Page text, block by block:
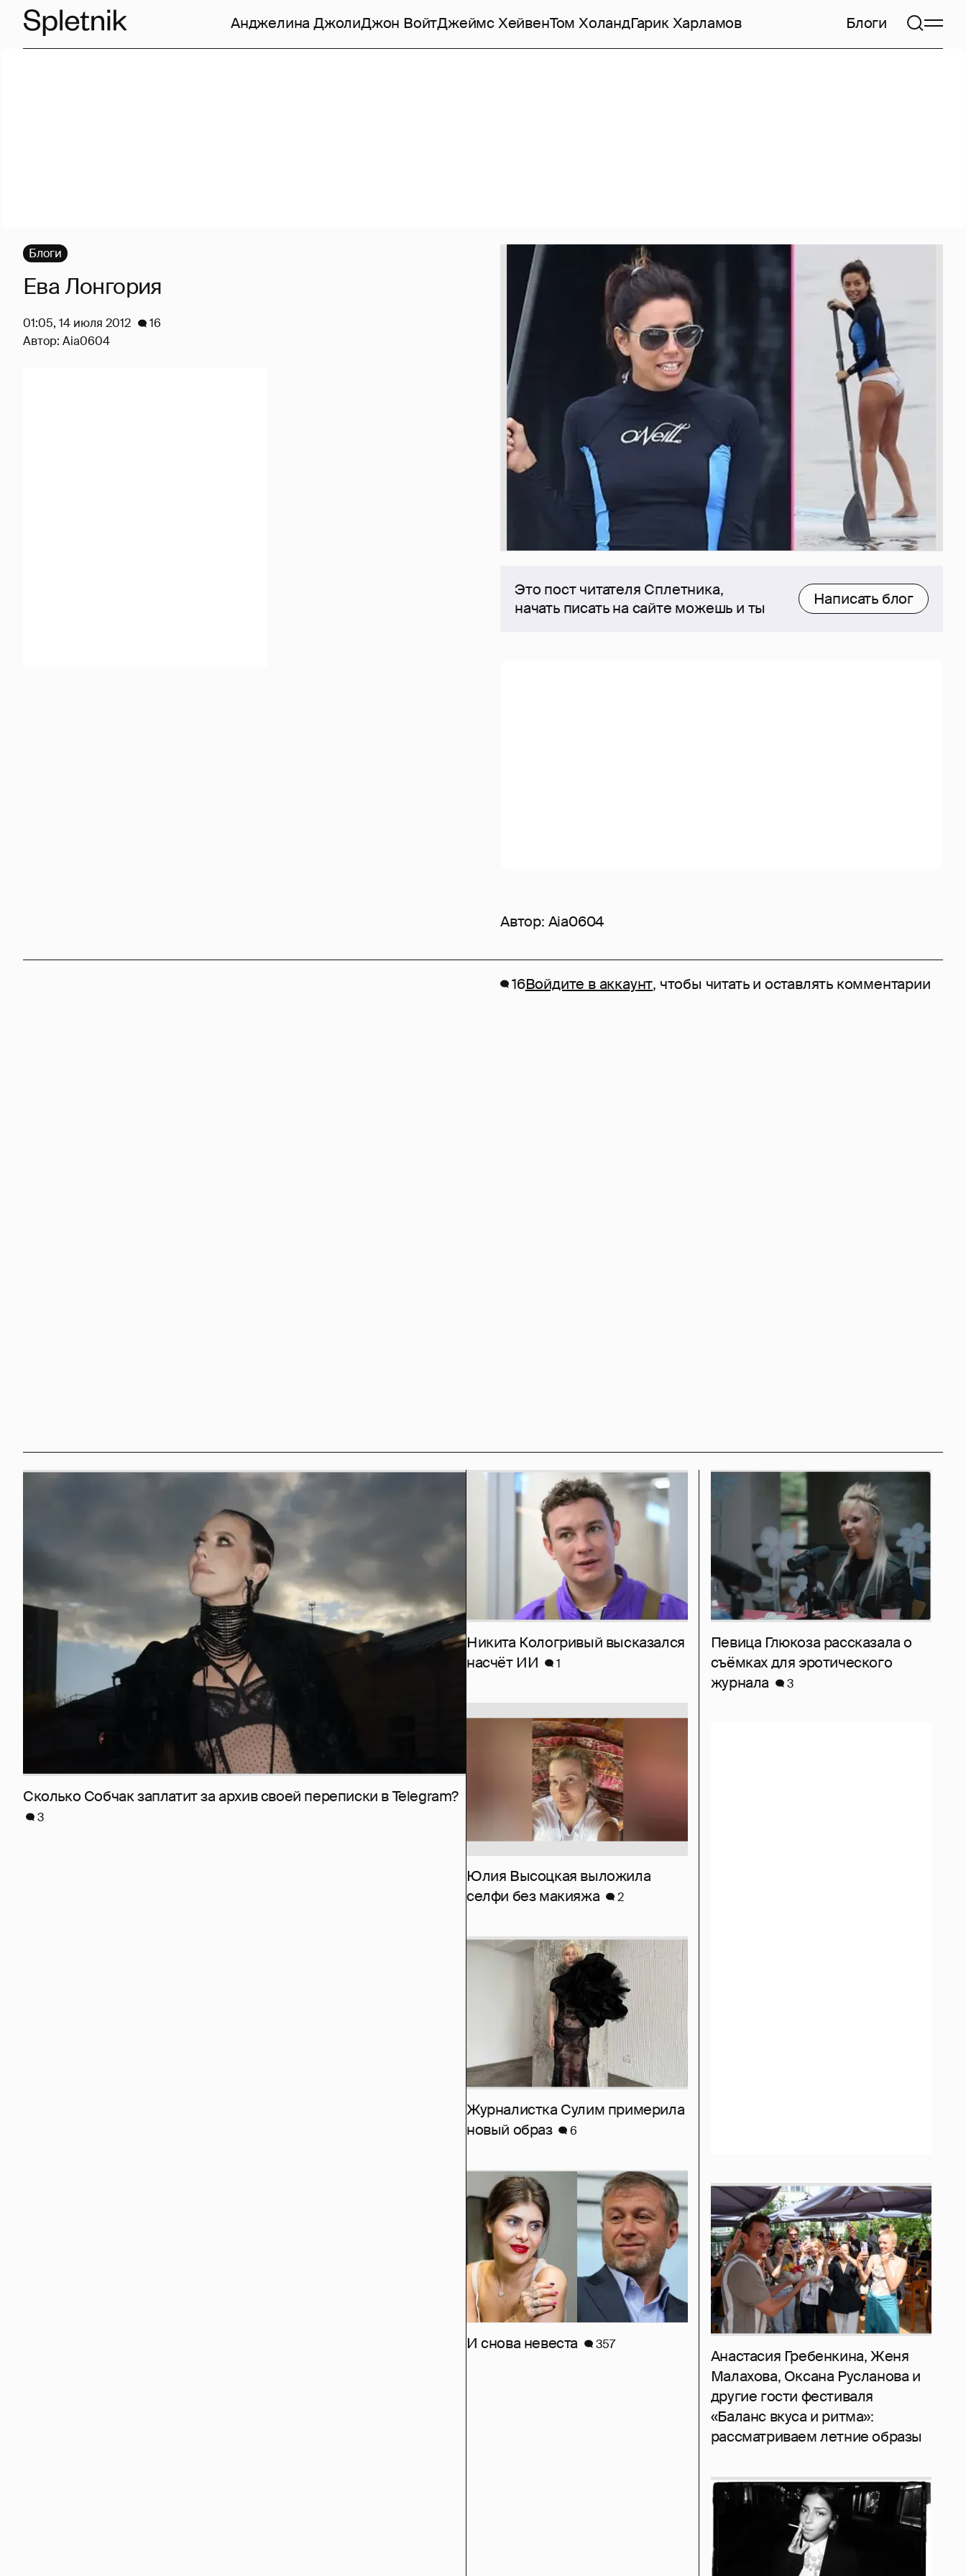
Анджелина ДжолиДжон ВойтДжеймс ХейвенТом ХоландГарик Харламов Блоги
Это пост читателя Сплетника,
начать писать на сайте можешь и ты
Написать блог
Автор: Aia0604
Блоги
Ева Лонгория
01:05, 14 июля 2012
16
Автор: Aia0604
16Войдите в аккаунт, чтобы читать и оставлять комментарии
Сколько Собчак заплатит за архив своей перeписки в Telegram?
3
Никита Кологривый высказался
насчёт ИИ
1
Певица Глюкоза рассказала о
съёмках для эротического
журнала
3
Юлия Высоцкая выложила
селфи без макияжа
2
Журналистка Сулим примерила
новый образ
6
Анастасия Гребенкина, Женя
Малахова, Оксана Русланова и
другие гости фестиваля
«Баланс вкуса и ритма»:
рассматриваем летние образы
И снова невеста 357